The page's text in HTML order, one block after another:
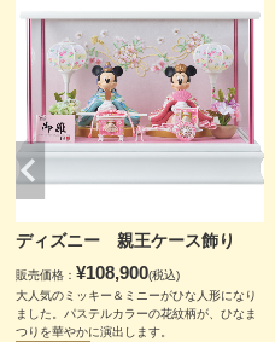
ディズニー 親王ケース飾り
販売価格：¥108,900(税込)
大人気のミッキー＆ミニーがひな人形になり
ました。パステルカラーの花紋柄が、ひなま
つりを華やかに演出します。